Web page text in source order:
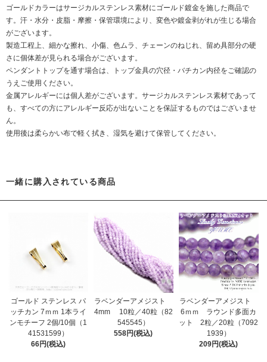
ゴールドカラーはサージカルステンレス素材にゴールド鍍金を施した商品で
す。汗・水分・皮脂・摩擦・保管環境により、変色や鍍金剥がれが生じる場合
がございます。
製造工程上、細かな擦れ、小傷、色ムラ、チェーンのねじれ、留め具部分の硬
さに個体差が見られる場合がございます。
ペンダントトップを通す場合は、トップ金具の穴径・バチカン内径をご確認の
うえご使用ください。
金属アレルギーには個人差がございます。サージカルステンレス素材であって
も、すべての方にアレルギー反応が出ないことを保証するものではございませ
ん。
使用後は柔らかい布で軽く拭き、湿気を避けて保管してください。
一緒に購入されている商品
ゴールド ステンレス パ
ッチカン 7ｍｍ 1本ライ
ンモチーフ 2個/10個（1
41531599）
66円(税込)
ラベンダーアメジスト
4mm 10粒／40粒（82
545545）
558円(税込)
ラベンダーアメジスト
6ｍｍ ラウンド多面カ
ット 2粒／20粒（7092
1939）
209円(税込)